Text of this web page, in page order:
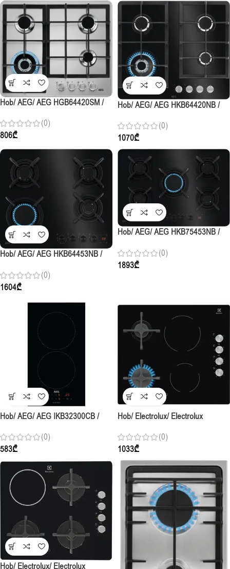
Hob/ AEG/ AEG HGB64420SM /
(0)
806₾
Hob/ AEG/ AEG HKB64420NB /
(0)
1070₾
Hob/ AEG/ AEG HKB64453NB /
(0)
1604₾
Hob/ AEG/ AEG HKB75453NB /
(0)
1893₾
Hob/ AEG/ AEG IKB32300CB /
Glass
(0)
583₾
Hob/ Electrolux/ Electrolux
60cm / Black Glass
(0)
1033₾
Hob/ Electrolux/ Electrolux